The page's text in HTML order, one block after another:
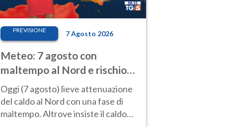
PREVISIONE 7 Agosto 2026
Meteo: 7 agosto con
maltempo al Nord e rischio
nubifragi. Altrove caldo
estremo
Oggi (7 agosto) lieve attenuazione
del caldo al Nord con una fase di
maltempo. Altrove insiste il caldo